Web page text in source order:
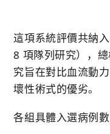
這項系統評價共納
8 項隊列研究），
究旨在對比血流動
壞性術式的優劣。
各組具體入選病例數